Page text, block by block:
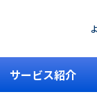
サービス紹介